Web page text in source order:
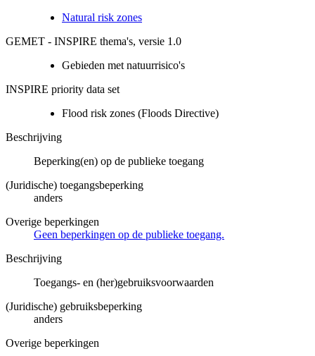
Natural risk zones
GEMET - INSPIRE thema's, versie 1.0
Gebieden met natuurrisico's
INSPIRE priority data set
Flood risk zones (Floods Directive)
Beschrijving
Beperking(en) op de publieke toegang
(Juridische) toegangsbeperking
anders
Overige beperkingen
Geen beperkingen op de publieke toegang.
Beschrijving
Toegangs- en (her)gebruiksvoorwaarden
(Juridische) gebruiksbeperking
anders
Overige beperkingen